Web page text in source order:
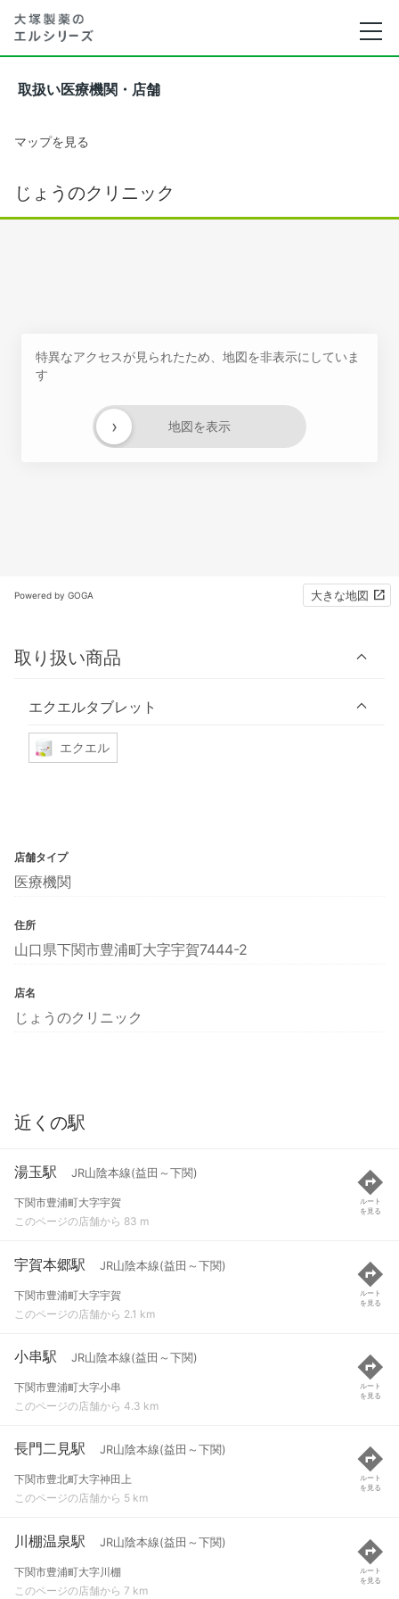
取扱い医療機関・店舗
マップを見る
じょうのクリニック
特異なアクセスが見られたため、地図を非表示にしていま
す
地図を表示
›
Powered by GOGA 大きな地図
取り扱い商品
エクエルタブレット
エクエル
店舗タイプ
医療機関
住所
山口県下関市豊浦町大字宇賀7444-2
店名
じょうのクリニック
近くの駅
湯玉駅 JR山陰本線(益田～下関)
下関市豊浦町大字宇賀
このページの店舗から 83 m
ルート
を見る
宇賀本郷駅 JR山陰本線(益田～下関)
下関市豊浦町大字宇賀
このページの店舗から 2.1 km
ルート
を見る
小串駅 JR山陰本線(益田～下関)
下関市豊浦町大字小串
このページの店舗から 4.3 km
ルート
を見る
長門二見駅 JR山陰本線(益田～下関)
下関市豊北町大字神田上
このページの店舗から 5 km
ルート
を見る
川棚温泉駅 JR山陰本線(益田～下関)
下関市豊浦町大字川棚
このページの店舗から 7 km
ルート
を見る